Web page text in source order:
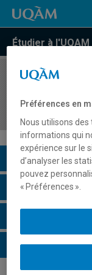
Étudier à l'UQAM
COURS//
végétaux
Description du
Horaire - Été 2026
Horaire -
Horaire - Hiver
Préférences en
Nous utilisons
informations qui
expérience sur le
d’analyser les
pouvez
« Préférences ».